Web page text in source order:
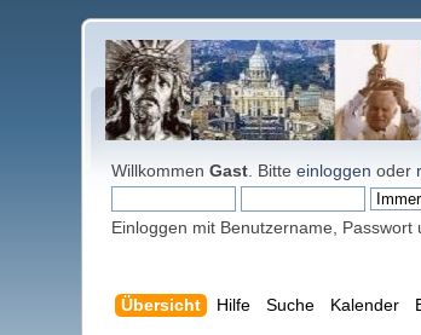
WillkommenGast . Bitteeinloggen oder
Einloggen mit Benutzername, Passwort
Übersicht Hilfe Suche Kalender